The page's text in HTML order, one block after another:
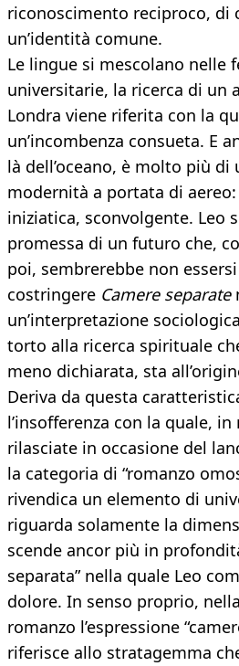
riconoscimento reciproco, di
un’identità comune.
Le lingue si mescolano nelle
universitarie, la ricerca di un
Londra viene riferita con la
un’incombenza consueta. E
là dell’oceano, è molto più di
modernità a portata di
iniziatica, sconvolgente. Leo
promessa di un futuro che,
poi, sembrerebbe non
costringere Camere separate
un’interpretazione
torto alla ricerca spirituale
meno dichiarata, sta
Deriva da questa
l’insofferenza con la quale,
rilasciate in occasione del
la categoria di “romanzo
rivendica un elemento di
riguarda solamente la
scende ancor più in
separata” nella quale Leo
dolore. In senso proprio,
romanzo l’espressione
riferisce allo stratagemma